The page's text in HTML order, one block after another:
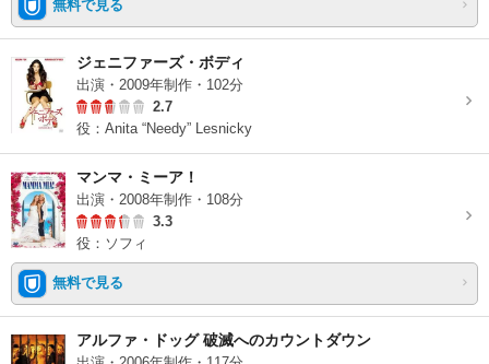
無料で見る
ジェニファーズ・ボディ
出演・2009年制作・102分
2.7
役：Anita “Needy” Lesnicky
マンマ・ミーア！
出演・2008年制作・108分
3.3
役：ソフィ
無料で見る
アルファ・ドッグ 破滅へのカウントダウン